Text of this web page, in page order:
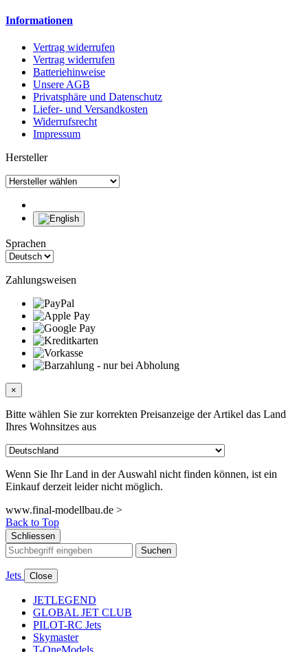
Informationen
Vertrag widerrufen
Vertrag widerrufen
Batteriehinweise
Unsere AGB
Privatsphäre und Datenschutz
Liefer- und Versandkosten
Widerrufsrecht
Impressum
Hersteller
Sprachen
Zahlungsweisen
×
Bitte wählen Sie zur korrekten Preisanzeige der Artikel das Land
Ihres Wohnsitzes aus
Wenn Sie Ihr Land in der Auswahl nicht finden können, ist ein
Einkauf derzeit leider nicht möglich.
www.final-modellbau.de >
Back to Top
Schliessen
Suchen
Jets Close
JETLEGEND
GLOBAL JET CLUB
PILOT-RC Jets
Skymaster